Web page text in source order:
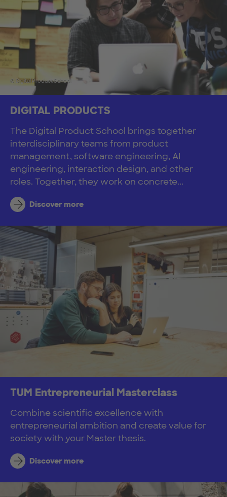
© Digital Product School
DIGITAL PRODUCTS
The Digital Product School brings together
interdisciplinary teams from product
management, software engineering, AI
engineering, interaction design, and other
roles. Together, they work on concrete...
Discover more
TUM Entrepreneurial Masterclass
Combine scientific excellence with
entrepreneurial ambition and create value for
society with your Master thesis.
Discover more